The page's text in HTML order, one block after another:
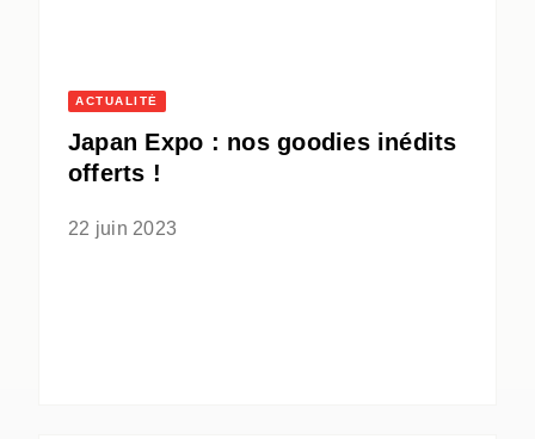
ACTUALITÉ
Japan Expo : nos goodies inédits
offerts !
22 juin 2023